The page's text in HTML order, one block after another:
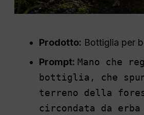
Prodotto: Bottiglia per
Prompt: Mano che
bottiglia, che
terreno della
circondata da